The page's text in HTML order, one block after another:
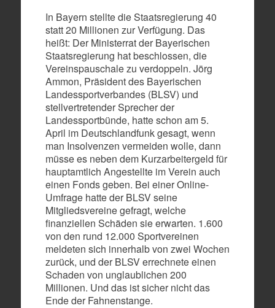
In Bayern stellte die Staatsregierung 40
statt 20 Millionen zur Verfügung. Das
heißt: Der Ministerrat der Bayerischen
Staatsregierung hat beschlossen, die
Vereinspauschale zu verdoppeln. Jörg
Ammon, Präsident des Bayerischen
Landessportverbandes (BLSV) und
stellvertretender Sprecher der
Landessportbünde, hatte schon am 5.
April im Deutschlandfunk gesagt, wenn
man Insolvenzen vermeiden wolle, dann
müsse es neben dem Kurzarbeitergeld für
hauptamtlich Angestellte im Verein auch
einen Fonds geben. Bei einer Online-
Umfrage hatte der BLSV seine
Mitgliedsvereine gefragt, welche
finanziellen Schäden sie erwarten. 1.600
von den rund 12.000 Sportvereinen
meldeten sich innerhalb von zwei Wochen
zurück, und der BLSV errechnete einen
Schaden von unglaublichen 200
Millionen. Und das ist sicher nicht das
Ende der Fahnenstange.